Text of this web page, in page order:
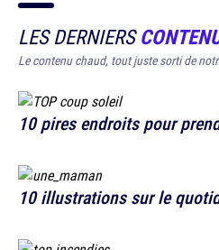
LES DERNIERS
Le contenu chaud, tout juste sorti de
10 pires endroits pour
10 illustrations sur le